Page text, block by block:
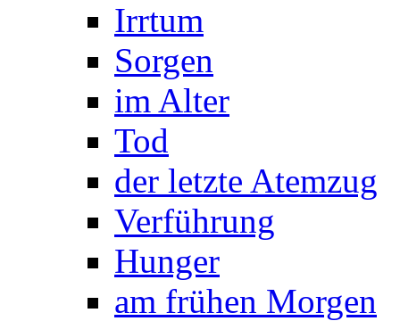
Irrtum
Sorgen
im Alter
Tod
der letzte Atemzug
Verführung
Hunger
am frühen Morgen